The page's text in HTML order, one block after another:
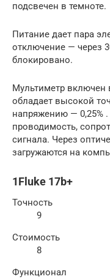
подсвечен в темноте.
Питание дает пара
отключение — через
блокировано.
Мультиметр включен
обладает высокой
напряжению — 0,25%
проводимость,
сигнала. Через
загружаются на
1Fluke 17b+
Точность
9
Стоимость
8
Функционал